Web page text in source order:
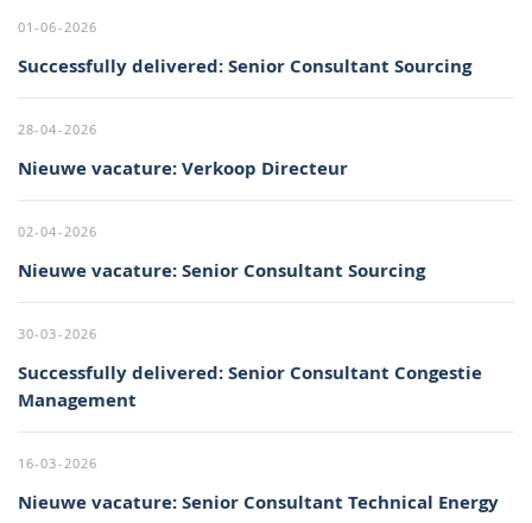
01-06-2026
Successfully delivered: Senior Consultant Sourcing
28-04-2026
Nieuwe vacature: Verkoop Directeur
02-04-2026
Nieuwe vacature: Senior Consultant Sourcing
30-03-2026
Successfully delivered: Senior Consultant Congestie
Management
16-03-2026
Nieuwe vacature: Senior Consultant Technical Energy